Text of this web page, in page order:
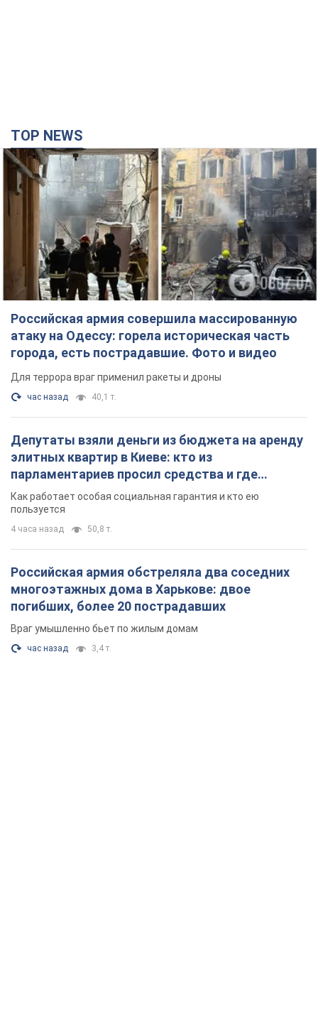
TOP NEWS
Российская армия совершила массированную
атаку на Одессу: горела историческая часть
города, есть пострадавшие. Фото и видео
Для террора враг применил ракеты и дроны
час назад 40,1 т.
Депутаты взяли деньги из бюджета на аренду
элитных квартир в Киеве: кто из
парламентариев просил средства и где
поселился
Как работает особая социальная гарантия и кто ею
пользуется
4 часа назад 50,8 т.
Российская армия обстреляла два соседних
многоэтажных дома в Харькове: двое
погибших, более 20 пострадавших
Враг умышленно бьет по жилым домам
час назад 3,4 т.